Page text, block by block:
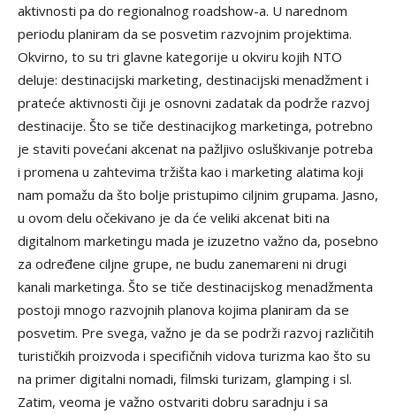
aktivnosti pa do regionalnog roadshow-a. U narednom
periodu planiram da se posvetim razvojnim projektima.
Okvirno, to su tri glavne kategorije u okviru kojih NTO
deluje: destinacijski marketing, destinacijski menadžment i
prateće aktivnosti čiji je osnovni zadatak da podrže razvoj
destinacije. Što se tiče destinacijkog marketinga, potrebno
je staviti povećani akcenat na pažljivo osluškivanje potreba
i promena u zahtevima tržišta kao i marketing alatima koji
nam pomažu da što bolje pristupimo ciljnim grupama. Jasno,
u ovom delu očekivano je da će veliki akcenat biti na
digitalnom marketingu mada je izuzetno važno da, posebno
za određene ciljne grupe, ne budu zanemareni ni drugi
kanali marketinga. Što se tiče destinacijskog menadžmenta
postoji mnogo razvojnih planova kojima planiram da se
posvetim. Pre svega, važno je da se podrži razvoj različitih
turističkih proizvoda i specifičnih vidova turizma kao što su
na primer digitalni nomadi, filmski turizam, glamping i sl.
Zatim, veoma je važno ostvariti dobru saradnju i sa